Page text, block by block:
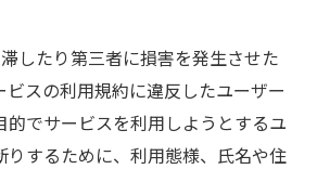
したり第三者に損害を発生させた
ビスの利用規約に違反したユーザー
的でサービスを利用しようとするユ
りするために、利用態様、氏名や住